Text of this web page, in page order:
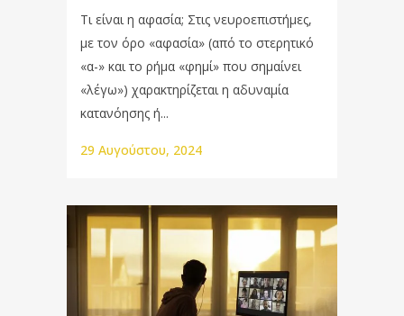
Τι είναι η αφασία; Στις νευροεπιστήμες,
με τον όρο «αφασία» (από το στερητικό
«α-» και το ρήμα «φημί» που σημαίνει
«λέγω») χαρακτηρίζεται η αδυναμία
κατανόησης ή...
29 Αυγούστου, 2024